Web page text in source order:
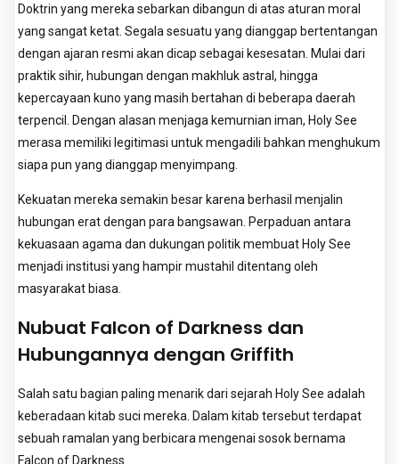
Doktrin yang mereka sebarkan dibangun di atas aturan moral
yang sangat ketat. Segala sesuatu yang dianggap bertentangan
dengan ajaran resmi akan dicap sebagai kesesatan. Mulai dari
praktik sihir, hubungan dengan makhluk astral, hingga
kepercayaan kuno yang masih bertahan di beberapa daerah
terpencil. Dengan alasan menjaga kemurnian iman, Holy See
merasa memiliki legitimasi untuk mengadili bahkan menghukum
siapa pun yang dianggap menyimpang.
Kekuatan mereka semakin besar karena berhasil menjalin
hubungan erat dengan para bangsawan. Perpaduan antara
kekuasaan agama dan dukungan politik membuat Holy See
menjadi institusi yang hampir mustahil ditentang oleh
masyarakat biasa.
Nubuat Falcon of Darkness dan
Hubungannya dengan Griffith
Salah satu bagian paling menarik dari sejarah Holy See adalah
keberadaan kitab suci mereka. Dalam kitab tersebut terdapat
sebuah ramalan yang berbicara mengenai sosok bernama
Falcon of Darkness.